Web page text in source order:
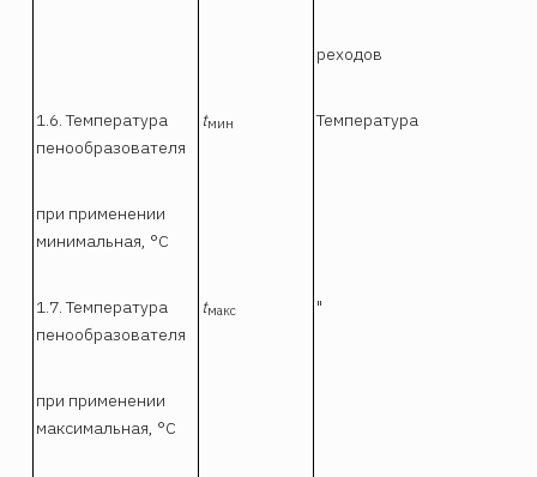
реходов
1.6. Температура
пенообразователя
tмин Температура
при применении
минимальная, °С
1.7. Температура
пенообразователя
tмакс "
при применении
максимальная, °С